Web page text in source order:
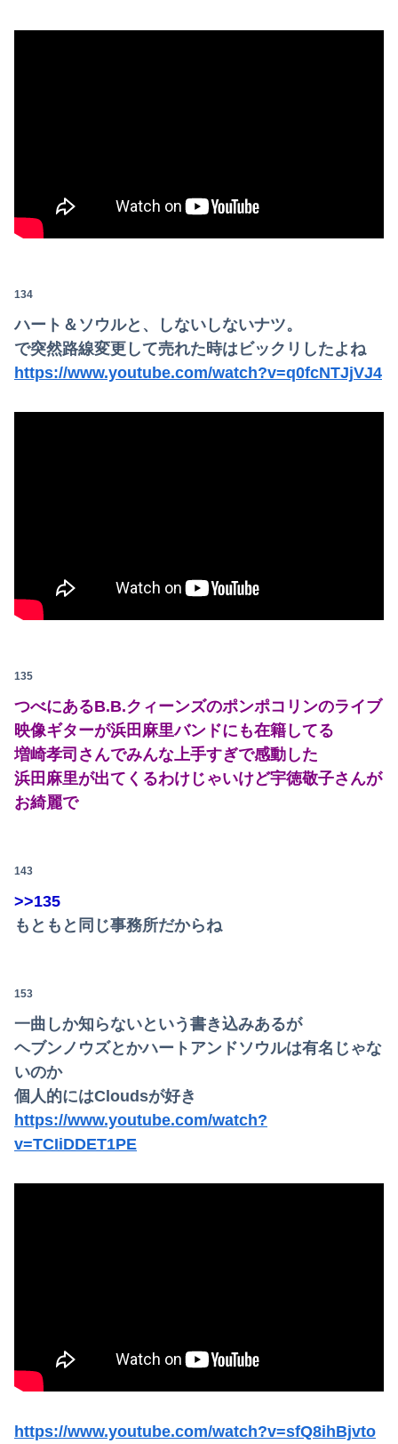
134
ハート＆ソウルと、しないしないナツ。
で突然路線変更して売れた時はビックリしたよね
https://www.youtube.com/watch?v=q0fcNTJjVJ4
135
つべにあるB.B.クィーンズのポンポコリンのライブ
映像ギターが浜田麻里バンドにも在籍してる
増崎孝司さんでみんな上手すぎで感動した
浜田麻里が出てくるわけじゃいけど宇徳敬子さんが
お綺麗で
143
>>135
もともと同じ事務所だからね
153
一曲しか知らないという書き込みあるが
ヘブンノウズとかハートアンドソウルは有名じゃな
いのか
個人的にはCloudsが好き
https://www.youtube.com/watch?
v=TCIiDDET1PE
https://www.youtube.com/watch?v=sfQ8ihBjvto